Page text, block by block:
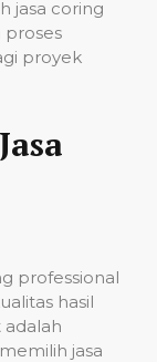
jasa coring
proses
proyek
professional
hasil
jasa